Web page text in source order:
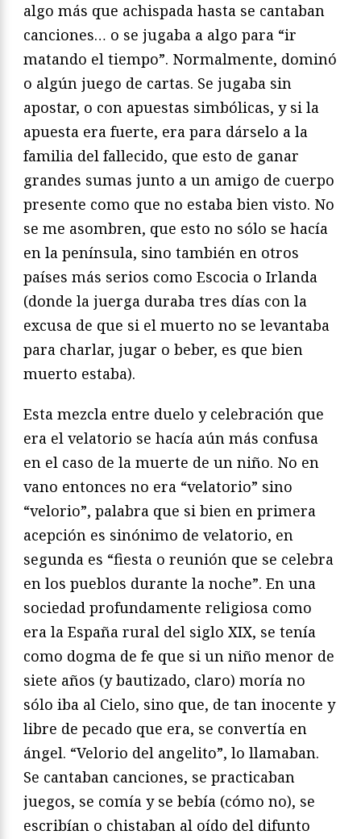
algo más que achispada hasta se cantaban
canciones… o se jugaba a algo para “ir
matando el tiempo”. Normalmente, dominó
o algún juego de cartas. Se jugaba sin
apostar, o con apuestas simbólicas, y si la
apuesta era fuerte, era para dárselo a la
familia del fallecido, que esto de ganar
grandes sumas junto a un amigo de cuerpo
presente como que no estaba bien visto. No
se me asombren, que esto no sólo se hacía
en la península, sino también en otros
países más serios como Escocia o Irlanda
(donde la juerga duraba tres días con la
excusa de que si el muerto no se levantaba
para charlar, jugar o beber, es que bien
muerto estaba).
Esta mezcla entre duelo y celebración que
era el velatorio se hacía aún más confusa
en el caso de la muerte de un niño. No en
vano entonces no era “velatorio” sino
“velorio”, palabra que si bien en primera
acepción es sinónimo de velatorio, en
segunda es “fiesta o reunión que se celebra
en los pueblos durante la noche”. En una
sociedad profundamente religiosa como
era la España rural del siglo XIX, se tenía
como dogma de fe que si un niño menor de
siete años (y bautizado, claro) moría no
sólo iba al Cielo, sino que, de tan inocente y
libre de pecado que era, se convertía en
ángel. “Velorio del angelito”, lo llamaban.
Se cantaban canciones, se practicaban
juegos, se comía y se bebía (cómo no), se
escribían o chistaban al oído del difunto